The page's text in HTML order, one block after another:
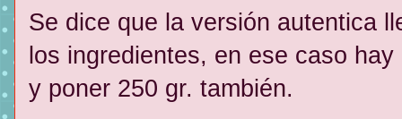
Se dice que la versión autentica
los ingredientes, en ese caso
y poner 250 gr. también.